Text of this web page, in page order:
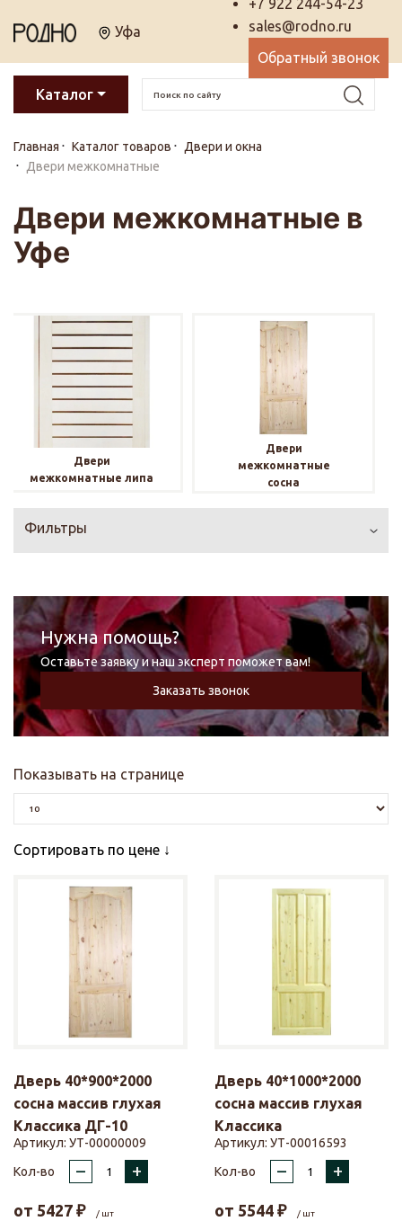
Уфа
+7 922 244-54-23
sales@rodno.ru
Обратный звонок
Каталог
Главная Каталог товаров
Двери и окна
Двери межкомнатные
Двери межкомнатные в
Уфе
Двери
межкомнатные липа
Двери
межкомнатные
сосна
Фильтры
Нужна помощь?
Оставьте заявку и наш эксперт поможет вам!
Заказать звонок
Показывать на странице
Сортировать по цене
Дверь 40*900*2000
сосна массив глухая
Классика ДГ-10
Артикул: УТ-00000009
Кол-во
– +
от 5427 ₽ / шт
Дверь 40*1000*2000
сосна массив глухая
Классика
Артикул: УТ-00016593
Кол-во
– +
от 5544 ₽ / шт